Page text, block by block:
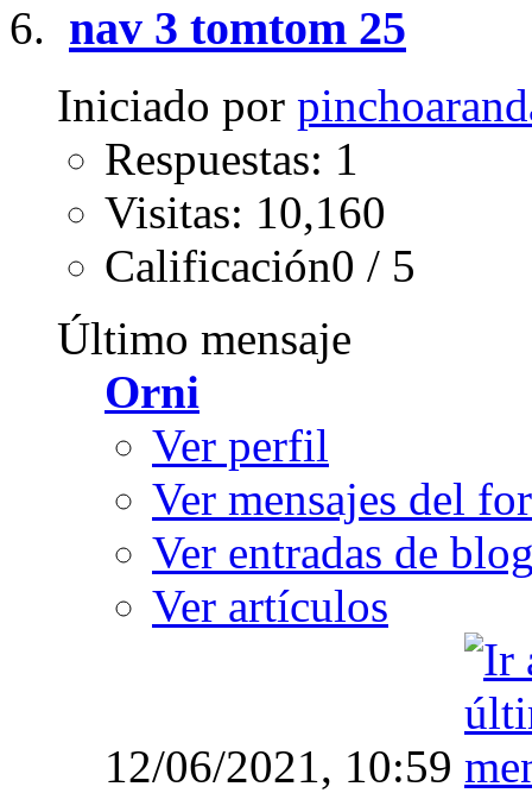
nav 3 tomtom 25
Iniciado por
Respuestas: 1
Visitas: 10,160
Calificación0 / 5
Último mensaje
Orni
Ver perfil
Ver mensajes del
Ver entradas de
Ver artículos
12/06/2021, 10:59